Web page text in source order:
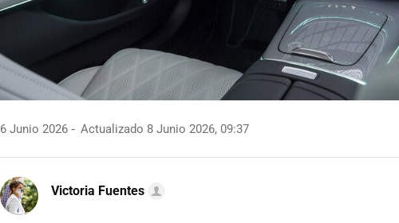
6 Junio 2026 Actualizado 8 Junio 2026, 09:37
Victoria Fuentes